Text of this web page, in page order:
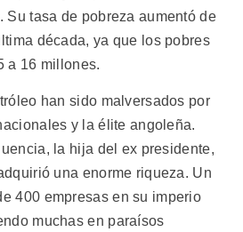
Su tasa de pobreza aumentó de
década, ya que los pobres
a 16 millones.
han sido malversados por
y la élite angoleña.
la hija del ex presidente,
una enorme riqueza. Un
400 empresas en su imperio
muchas en paraísos